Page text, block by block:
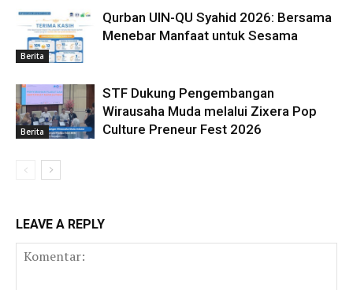
Berita
Qurban UIN-QU Syahid 2026: Bersama
Menebar Manfaat untuk Sesama
Berita
STF Dukung Pengembangan
Wirausaha Muda melalui Zixera Pop
Culture Preneur Fest 2026
LEAVE A REPLY